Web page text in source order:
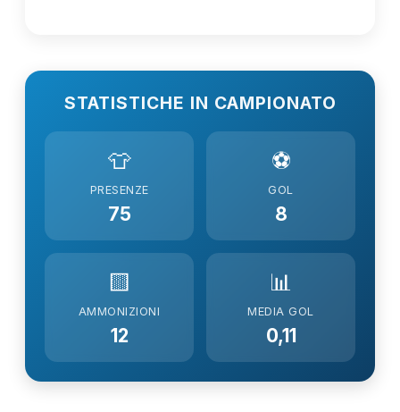
STATISTICHE IN CAMPIONATO
👕
PRESENZE
75
⚽
GOL
8
🟨
AMMONIZIONI
12
📊
MEDIA GOL
0,11